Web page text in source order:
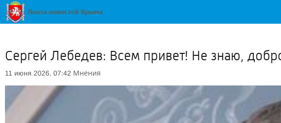
Сергей Лебедев: Всем привет! Не знаю,
11 июня 2026, 07:42 Мнения